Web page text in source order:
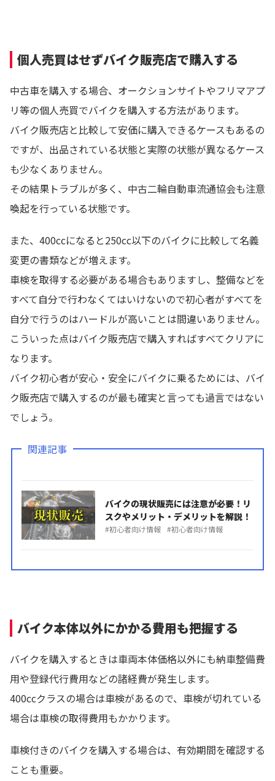
個人売買はせずバイク販売店で購入する
中古車を購入する場合、オークションサイトやフリマアプ
リ等の個人売買でバイクを購入する方法があります。
バイク販売店と比較して安価に購入できるケースもあるの
ですが、出品されている状態と実際の状態が異なるケース
も少なくありません。
その結果トラブルが多く、中古二輪自動車流通協会も注意
喚起を行っている状態です。
また、400ccになると250cc以下のバイクに比較して名義
変更の書類などが増えます。
車検を取得する必要がある場合もありますし、整備などを
すべて自分で行わなくてはいけないので初心者がすべてを
自分で行うのはハードルが高いことは間違いありません。
こういった点はバイク販売店で購入すればすべてクリアに
なります。
バイク初心者が安心・安全にバイクに乗るためには、バイ
ク販売店で購入するのが最も確実と言っても過言ではない
でしょう。
関連記事
バイクの現状販売には注意が必要！リ
スクやメリット・デメリットを解説！
初心者向け情報 初心者向け情報
バイク本体以外にかかる費用も把握する
バイクを購入するときは車両本体価格以外にも納車整備費
用や登録代行費用などの諸経費が発生します。
400ccクラスの場合は車検があるので、車検が切れている
場合は車検の取得費用もかかります。
車検付きのバイクを購入する場合は、有効期間を確認する
ことも重要。